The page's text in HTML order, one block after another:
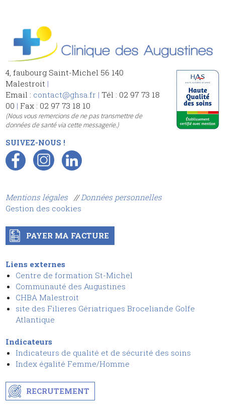
4, faubourg Saint-Michel 56 140
Malestroit |
Email : contact@ghsa.fr | Tél : 02 97 73 18
00 | Fax : 02 97 73 18 10
(Nous vous remercions de ne pas transmettre de
données de santé via cette messagerie.)
SUIVEZ-NOUS !
Mentions légales //Données personnelles
Gestion des cookies
PAYER MA FACTURE
Liens externes
Centre de formation St-Michel
Communauté des Augustines
CHBA Malestroit
site des Filieres Gériatriques Broceliande Golfe
Atlantique
Indicateurs
Indicateurs de qualité et de sécurité des soins
Index égalité Femme/Homme
RECRUTEMENT